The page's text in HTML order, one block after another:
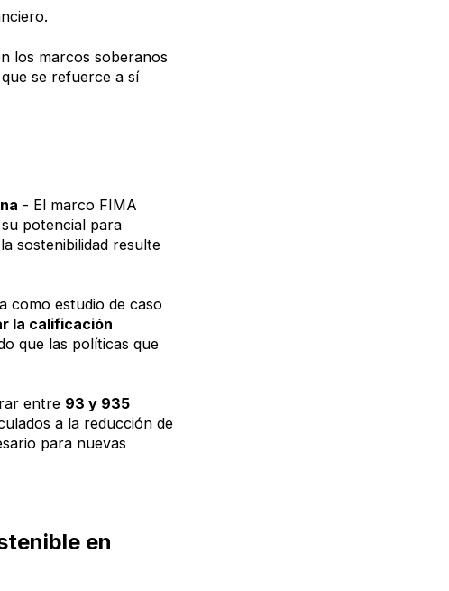
los marcos soberanos
se refuerce a sí
- El marco FIMA
potencial para
sostenibilidad resulte
como estudio de caso
la calificación
que las políticas que
entre 93 y 935
a la reducción de
para nuevas
en